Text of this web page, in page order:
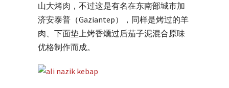
山大烤肉，不过这是有名在东南部城市加
济安泰普（Gaziantep），同样是烤过的羊
肉、下面垫上烤香燻过后茄子泥混合原味
优格制作而成。